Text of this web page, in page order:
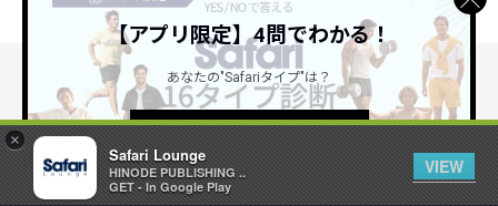
×
Safari Lounge
HINODE PUBLISHING ..
GET - In Google Play
VIEW
公式SNSアカウント
【アプリ限定】4問でわかる！
あなたの"Safariタイプ"は？
詳しくはこちら ＞